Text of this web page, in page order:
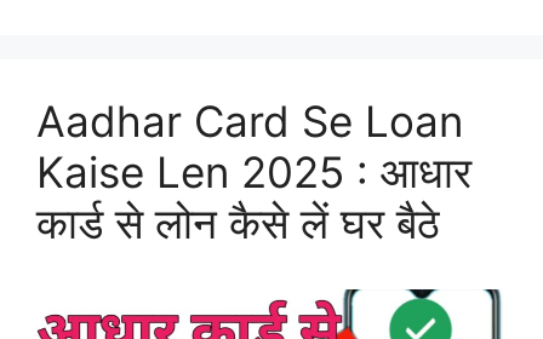
Aadhar Card Se Loan
Kaise Len 2025 : आधार
कार्ड से लोन कैसे लें घर बैठे